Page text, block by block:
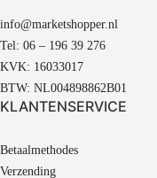
info@marketshopper.nl
Tel: 06 – 196 39 276
KVK: 16033017
BTW: NL004898862B01
KLANTENSERVICE
Betaalmethodes
Verzending